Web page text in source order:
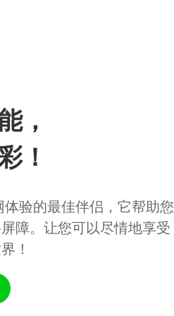
，
！
验的最佳伴侣，它帮助您
障。让您可以尽情地享受
！